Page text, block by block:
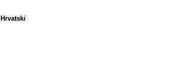
Hrvatski